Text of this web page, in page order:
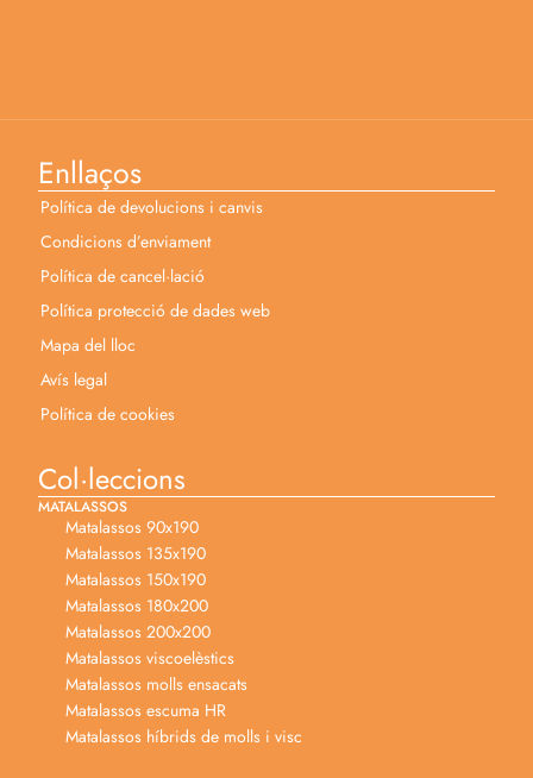
Enllaços
Política de devolucions i canvis
Condicions d’enviament
Política de cancel·lació
Política protecció de dades web
Mapa del lloc
Avís legal
Política de cookies
Col·leccions
MATALASSOS
Matalassos 90x190
Matalassos 135x190
Matalassos 150x190
Matalassos 180x200
Matalassos 200x200
Matalassos viscoelèstics
Matalassos molls ensacats
Matalassos escuma HR
Matalassos híbrids de molls i visc